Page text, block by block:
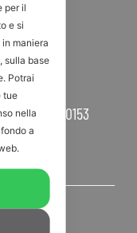
– Italy
07879990153
per il
e si
maniera
sulla base
Potrai
tue
nella
a